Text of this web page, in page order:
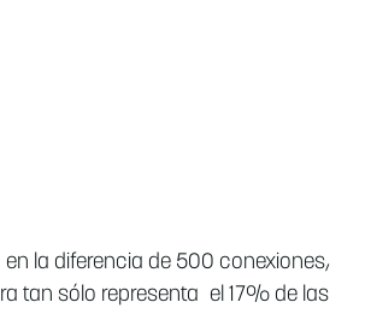
en la diferencia de 500 conexiones,
tan sólo representa el 17% de las